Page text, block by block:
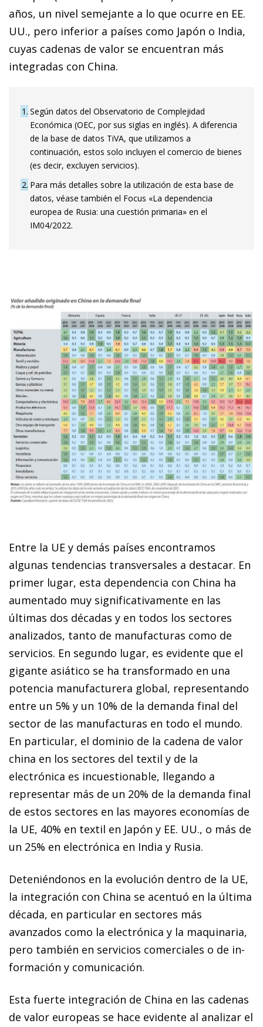
años, un nivel semejante a lo que ocurre en EE.
UU., pero inferior a países como Japón o India,
cuyas cadenas de valor se encuentran más
integradas con China.
1 Según datos del Observatorio de Complejidad
Económica (OEC, por sus siglas en inglés). A diferencia
de la base de datos TiVA, que utilizamos a
continuación, estos solo incluyen el comercio de bienes
(es decir, excluyen servicios).
2 Para más detalles sobre la utilización de esta base de
datos, véase también el Focus «La dependencia
europea de Rusia: una cuestión primaria» en el
IM04/2022.
Entre la UE y demás países encontramos
algunas tendencias transversales a destacar. En
primer lugar, esta dependencia con China ha
aumentado muy significativamente en las
últimas dos décadas y en todos los sectores
analizados, tanto de manufacturas como de
servicios. En segundo lugar, es evidente que el
gigante asiático se ha transformado en una
potencia manufacturera global, representando
entre un 5% y un 10% de la demanda final del
sector de las manufacturas en todo el mundo.
En particular, el dominio de la cadena de valor
china en los sectores del textil y de la
electrónica es incuestionable, llegando a
representar más de un 20% de la demanda final
de estos sectores en las mayores economías de
la UE, 40% en textil en Japón y EE. UU., o más de
un 25% en electrónica en India y Rusia.
Deteniéndonos en la evolución dentro de la UE,
la integración con China se acentuó en la última
década, en particular en sectores más
avanzados como la electrónica y la ma­­quinaria,
pero también en servicios comerciales o de in­­
formación y comunicación.
Esta fuerte integración de China en las cadenas
de valor europeas se hace evidente al analizar el